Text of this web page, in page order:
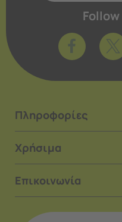
Follow
Πληροφορίες
Χρήσιμα
Επικοινωνία